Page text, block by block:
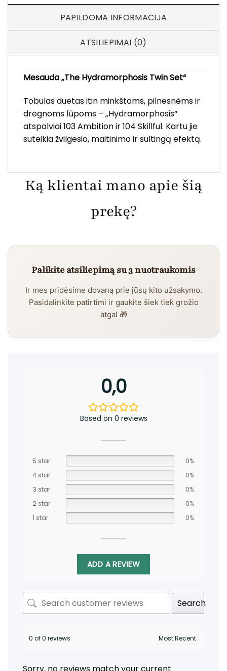
PAPILDOMA INFORMACIJA
ATSILIEPIMAI (0)
Mesauda „The Hydramorphosis Twin Set“
Tobulas duetas itin minkštoms, pilnesnėms ir
drėgnoms lūpoms – „Hydramorphosis“
atspalviai 103 Ambition ir 104 Skillful. Kartu jie
suteikia žvilgesio, maitinimo ir sultingą efektą.
Ką klientai mano apie šią
prekę?
Palikite atsiliepimą su 3 nuotraukomis
Ir mes pridėsime dovaną prie jūsų kito užsakymo.
Pasidalinkite patirtimi ir gaukite šiek tiek grožio
atgal 🎁
0,0
Based on 0 reviews
5 star
0%
4 star
0%
3 star
0%
2 star
0%
1 star
0%
ADD A REVIEW
Search
0 of 0 reviews
Sorry, no reviews match your current